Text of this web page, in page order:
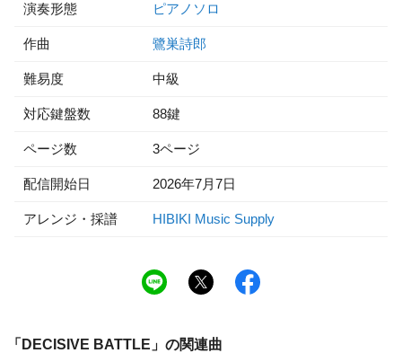
演奏形態 ピアノソロ
作曲 鷺巣詩郎
難易度 中級
対応鍵盤数 88鍵
ページ数 3ページ
配信開始日 2026年7月7日
アレンジ・採譜 HIBIKI Music Supply
「 DECISIVE BATTLE 」の関連曲